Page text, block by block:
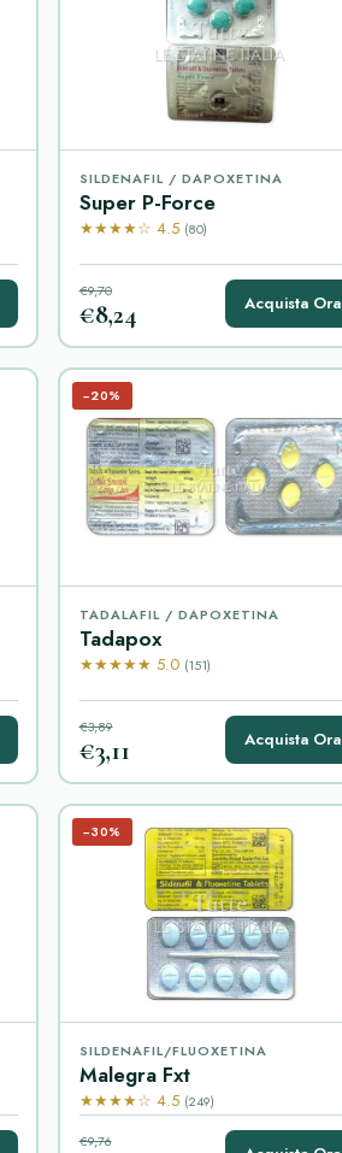
SILDENAFIL / DAPOXETINA
Super P-Force
★★★★☆ 4.5 (80)
€9,70
€8,24 Acquista Ora
−20%
TADALAFIL / DAPOXETINA
Tadapox
★★★★★ 5.0 (151)
€3,89
€3,11 Acquista Ora
−30%
SILDENAFIL/FLUOXETINA
Malegra Fxt
★★★★☆ 4.5 (249)
€9,76